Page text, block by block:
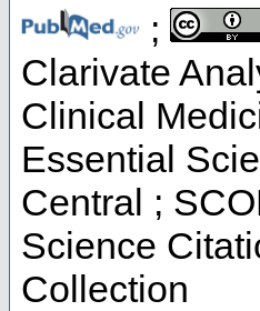
;
Clarivate
Clinical
Essential
Central ;
Science
Collection